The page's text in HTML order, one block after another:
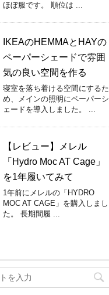
ほぼ服です。 順位は ...
IKEAのHEMMAとHAYの
ペーパーシェードで雰囲
気の良い空間を作る
寝室を落ち着ける空間にするた
め、メインの照明にペーパーシ
ェードを導入しました。 ...
【レビュー】メレル
「Hydro Moc AT Cage」
を1年履いてみて
1年前にメレルの「HYDRO
MOC AT CAGE」を購入しまし
た。 長期間履 ...